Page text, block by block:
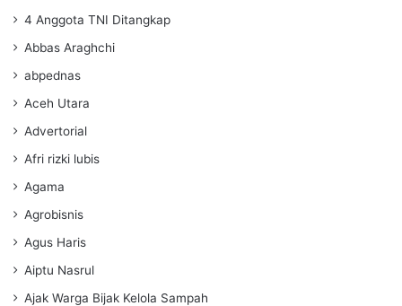
4 Anggota TNI Ditangkap
Abbas Araghchi
abpednas
Aceh Utara
Advertorial
Afri rizki lubis
Agama
Agrobisnis
Agus Haris
Aiptu Nasrul
Ajak Warga Bijak Kelola Sampah